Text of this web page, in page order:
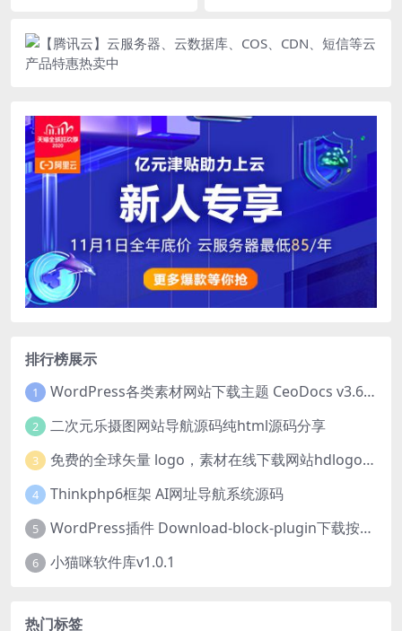
排行榜展示
1 WordPress各类素材网站下载主题 CeoDocs v3.6 去授权版
2 二次元乐摄图网站导航源码纯html源码分享
3 免费的全球矢量 logo，素材在线下载网站hdlogo.com
4 Thinkphp6框架 AI网址导航系统源码
5 WordPress插件 Download-block-plugin下载按钮图标美化
6 小猫咪软件库v1.0.1
热门标签